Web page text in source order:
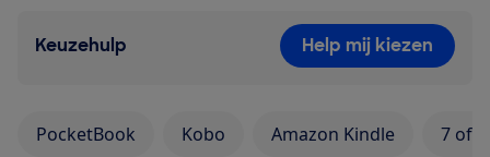
Keuzehulp Help mij kiezen
PocketBook Kobo Amazon Kindle 7 of